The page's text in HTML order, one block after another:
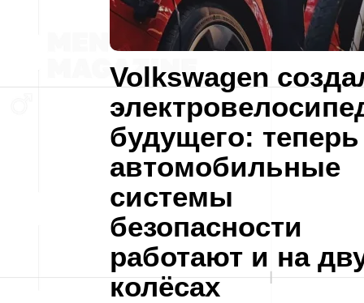
Volkswagen
будущего: теперь
автомобильные
системы
безопасности
работают и на
колёсах